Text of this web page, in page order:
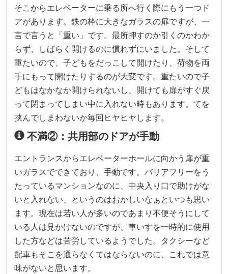
そこからエレベーターに乗る所へ行く際にもう一つド
アがあります。鉄の枠に大きなガラスの扉ですが、一
言で言うと「重い」です。最所押すのか引くのかわか
らず、しばらく開けるのに慣れずにいました。そして
重たいので、子どもをだっこして開けたり、荷物を両
手にもって開けたりするのが大変です。重たいので子
どもはなかなか開けられないし、開けても扉がすぐ戻
って閉まってしまい中に入れない時もあります。てを
挟んでしまわないか毎回ヒヤヒヤします。
不満②：共用部のドアが手動
エントランスからエレベーターホールに向かう扉が重
いガラスでできており、手動です。バリアフリーをう
たっているマンションなのに、中央入り口で助けがな
いと入れない、というのはおかしいなぁといつも思い
ます。現在は若い人が多いのであまり不便そうにして
いる人は見かけないのですが、車いすを一時的に使用
した方などは苦労しているようでした。タクシーなど
配車もそこを通らなくてはならないのに、これでは意
味がないと思います。